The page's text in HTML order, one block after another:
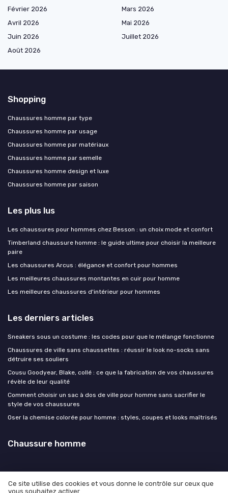
Février 2026
Mars 2026
Avril 2026
Mai 2026
Juin 2026
Juillet 2026
Août 2026
Shopping
Chaussures homme par type
Chaussures homme par usage
Chaussures homme par matériaux
Chaussures homme par semelle
Chaussures homme design et luxe
Chaussures homme par saison
Les plus lus
Les chaussures pour hommes chez Besson : un choix mode et confort
Timberland chaussure homme : le guide ultime pour choisir la meilleure
paire
Les chaussures Arcus : élégance et confort pour hommes
Les meilleures chaussures montantes en cuir pour homme
Les meilleures chaussures d'intérieur pour hommes
Les derniers articles
Sneakers sous un costume : les codes pour que le mélange fonctionne
Chaussures de ville sans chaussettes : réussir le look no-socks sans
détruire ses souliers
Cousu Goodyear, Blake, collé : ce que la fabrication de vos chaussures
révèle de leur qualité
Comment choisir un sac à dos de ville pour homme sans sacrifier le
style de vos chaussures
Oser la chemise colorée pour homme : styles, coupes et looks maîtrisés
Chaussure homme
Ce site utilise des cookies et vous donne le contrôle sur ceux que
vous souhaitez activer